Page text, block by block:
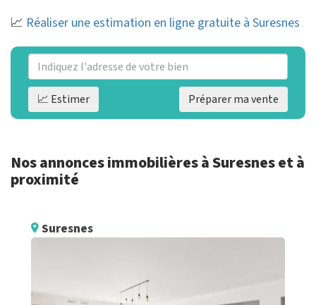
📈 Réaliser une estimation en ligne gratuite à Suresnes
📈 Estimer Préparer ma vente
Nos annonces immobilières à Suresnes et à
proximité
Suresnes